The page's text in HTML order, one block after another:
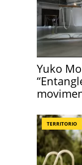
Yuko
TERRITORIO